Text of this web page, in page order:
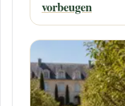
vorbeugen